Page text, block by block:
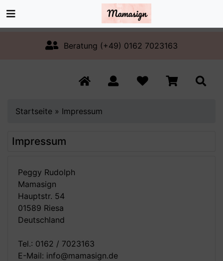
Beratung (+49) 0162 7023163
Startseite » Impressum
Impressum
Peggy Rudolph
Mamasign
Hauptstr. 54
01589 Riesa
Deutschland
Tel.: 0162 / 7023163
E-Mail: info@mamasign.de